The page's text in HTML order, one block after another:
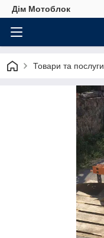
Дім Мотоблок
Товари та послуги